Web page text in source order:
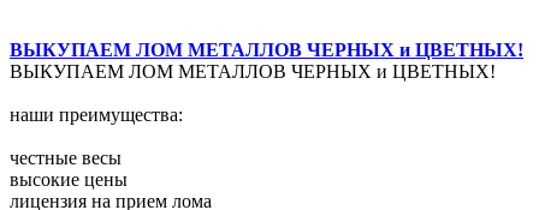
ВЫКУПАЕМ ЛОМ МЕТАЛЛОВ ЧЕРНЫХ и ЦВЕТНЫХ!
ВЫКУПАЕМ ЛОМ МЕТАЛЛОВ ЧЕРНЫХ и ЦВЕТНЫХ!
наши преимущества:
честные весы
высокие цены
лицензия на прием лома